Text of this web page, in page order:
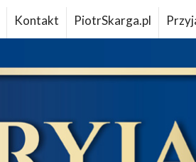
Kontakt PiotrSkarga.pl